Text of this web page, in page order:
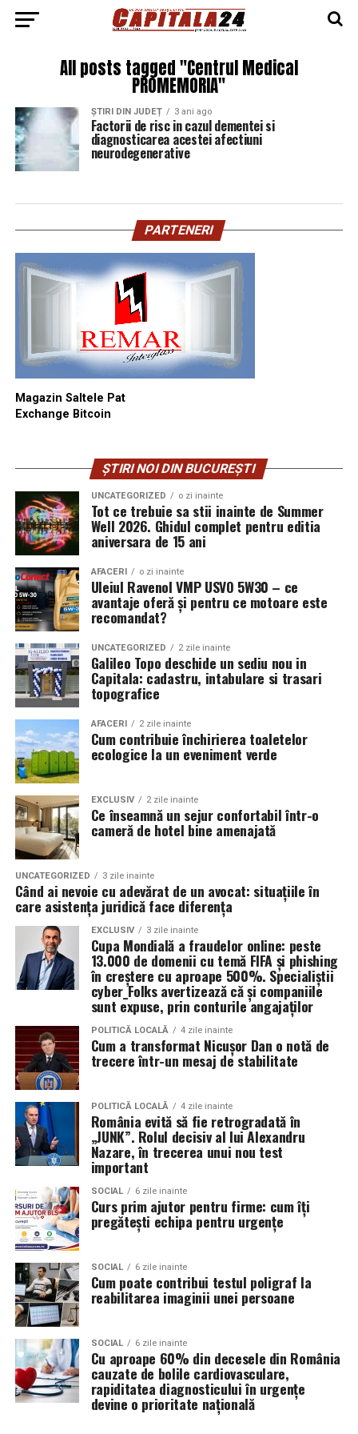
All posts tagged "Centrul Medical
PROMEMORIA"
ȘTIRI DIN JUDEȚ 3 ani ago
Factorii de risc in cazul dementei si
diagnosticarea acestei afectiuni
neurodegenerative
PARTENERI
Magazin Saltele Pat
Exchange Bitcoin
ȘTIRI NOI DIN BUCUREȘTI
UNCATEGORIZED o zi inainte
Tot ce trebuie sa stii inainte de Summer
Well 2026. Ghidul complet pentru editia
aniversara de 15 ani
AFACERI o zi inainte
Uleiul Ravenol VMP USVO 5W30 – ce
avantaje oferă și pentru ce motoare este
recomandat?
UNCATEGORIZED 2 zile inainte
Galileo Topo deschide un sediu nou in
Capitala: cadastru, intabulare si trasari
topografice
AFACERI 2 zile inainte
Cum contribuie închirierea toaletelor
ecologice la un eveniment verde
EXCLUSIV 2 zile inainte
Ce înseamnă un sejur confortabil într-o
cameră de hotel bine amenajată
UNCATEGORIZED 3 zile inainte
Când ai nevoie cu adevărat de un avocat: situațiile în
care asistența juridică face diferența
EXCLUSIV 3 zile inainte
Cupa Mondială a fraudelor online: peste
13.000 de domenii cu temă FIFA și phishing
în creștere cu aproape 500%. Specialiștii
cyber_Folks avertizează că și companiile
sunt expuse, prin conturile angajaților
POLITICĂ LOCALĂ 4 zile inainte
Cum a transformat Nicușor Dan o notă de
trecere într-un mesaj de stabilitate
POLITICĂ LOCALĂ 4 zile inainte
România evită să fie retrogradată în
„JUNK”. Rolul decisiv al lui Alexandru
Nazare, în trecerea unui nou test
important
SOCIAL 6 zile inainte
Curs prim ajutor pentru firme: cum îți
pregătești echipa pentru urgențe
SOCIAL 6 zile inainte
Cum poate contribui testul poligraf la
reabilitarea imaginii unei persoane
SOCIAL 6 zile inainte
Cu aproape 60% din decesele din România
cauzate de bolile cardiovasculare,
rapiditatea diagnosticului în urgențe
devine o prioritate națională